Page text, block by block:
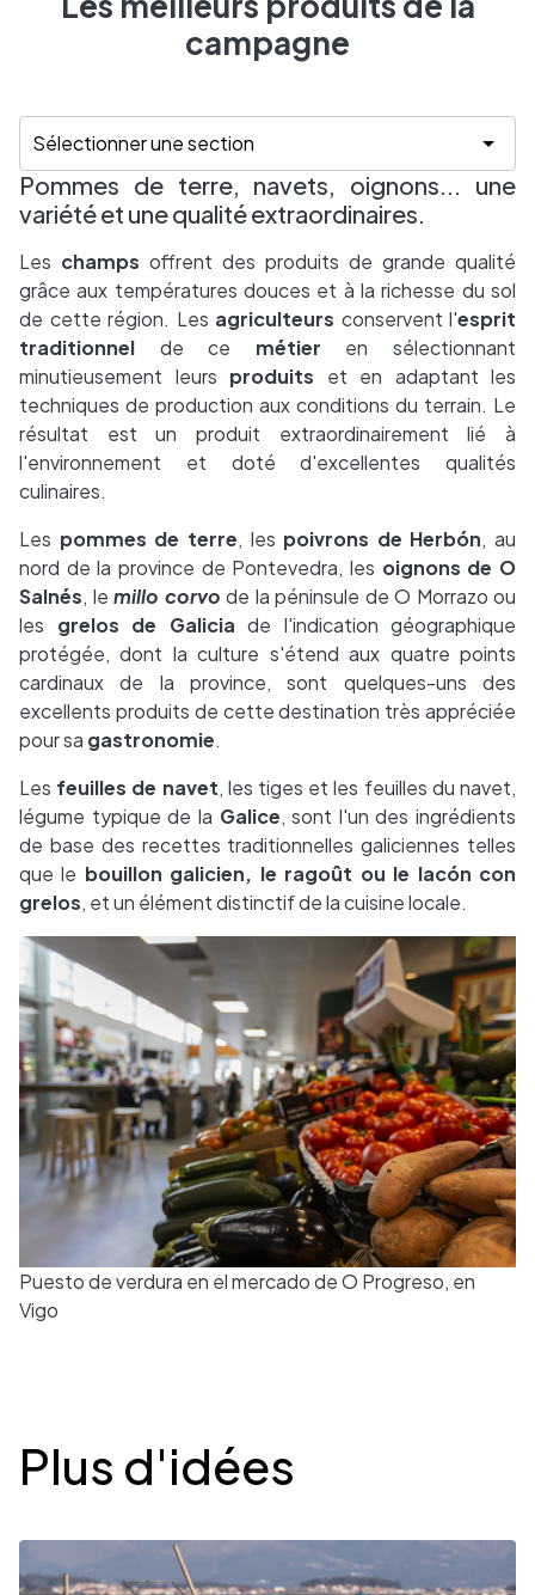
campagne
Pommes de terre, navets, oignons... une
variété et une qualité extraordinaires.
Les champs offrent des produits de grande qualité
grâce aux températures douces et à la richesse du sol
de cette région. Les agriculteurs conservent l'esprit
traditionnel de ce métier en sélectionnant
minutieusement leurs produits et en adaptant les
techniques de production aux conditions du terrain. Le
résultat est un produit extraordinairement lié à
l'environnement et doté d'excellentes qualités
culinaires.
Les pommes de terre, les poivrons de Herbón, au
nord de la province de Pontevedra, les oignons de O
Salnés, le millo corvo de la péninsule de O Morrazo ou
les grelos de Galicia de l'indication géographique
protégée, dont la culture s'étend aux quatre points
cardinaux de la province, sont quelques-uns des
excellents produits de cette destination très appréciée
pour sa gastronomie.
Les feuilles de navet, les tiges et les feuilles du navet,
légume typique de la Galice, sont l'un des ingrédients
de base des recettes traditionnelles galiciennes telles
que le bouillon galicien, le ragoût ou le lacón con
grelos, et un élément distinctif de la cuisine locale.
Puesto de verdura en el mercado de O Progreso, en
Vigo
Plus d'idées